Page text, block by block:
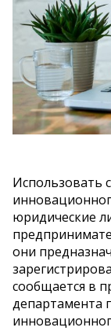
Использовать
юридические
они
сообщается в
департамента